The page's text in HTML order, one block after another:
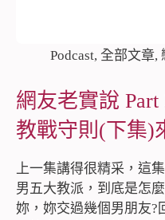
Podcast, 全部文章,
網友老實說
教戰守則(下集)
上一集講得很精采，這
男五大教派，到底是怎
妳，妳交過幾個男朋友?